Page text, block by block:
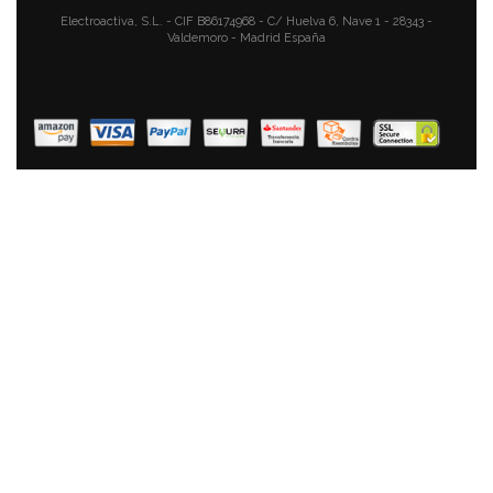
Swan Retro SWKA1024GN Set 3 Botes Cocina
Almacenaje 1,2 L Herméticos, Envases De Plástico Y
AÑADIR AL CARRITO
Electroactiva, S.L. - CIF B86174968 - C/ Huelva 6, Nave 1 - 28343 -
Valdemoro - Madrid España